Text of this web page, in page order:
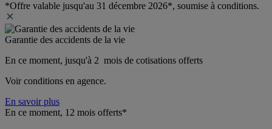
*Offre valable jusqu'au 31 décembre 2026*, soumise à conditions.
Garantie des accidents de la vie
En ce moment, jusqu'à 2  mois de cotisations offerts
Voir conditions en agence.
En savoir plus
En ce moment, 12 mois offerts*